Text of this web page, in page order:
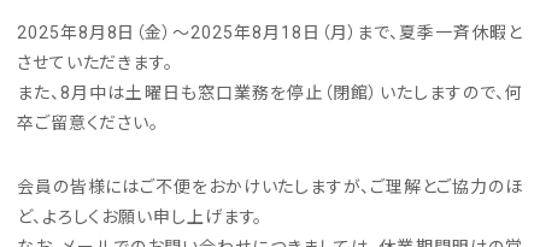
2025年8月8日（金）～2025年8月18日（月）まで、夏季一斉休暇と
させていただきます。
また、8月中は土曜日も窓口業務を停止（閉館）いたしますので、何
卒ご留意ください。
会員の皆様にはご不便をおかけいたしますが、ご理解とご協力のほ
ど、よろしくお願い申し上げます。